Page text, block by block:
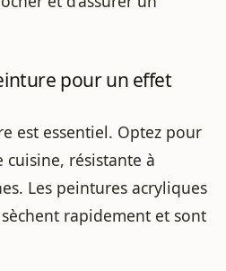
pour un effet
est essentiel. Optez pour
résistante à
Les peintures acryliques
rapidement et sont